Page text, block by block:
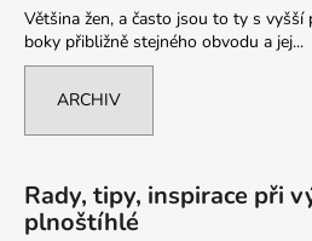
Většina žen, a často jsou to ty s vyšší
boky přibližně stejného obvodu a jej...
ARCHIV
Rady, tipy, inspirace při
plnoštíhlé